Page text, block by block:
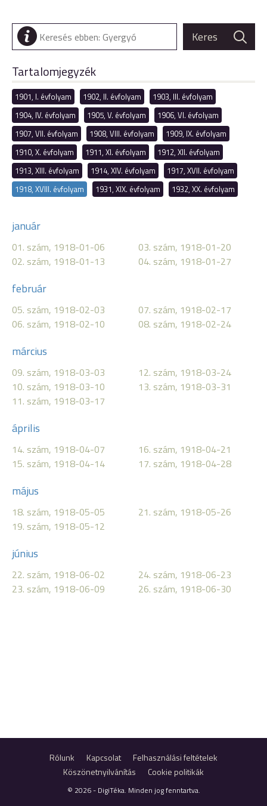
Tartalomjegyzék
1901, I. évfolyam 1902, II. évfolyam
1903, III. évfolyam
1904, IV. évfolyam
1905, V. évfolyam
1906, VI. évfolyam
1907, VII. évfolyam
1908, VIII. évfolyam
1909, IX. évfolyam
1910, X. évfolyam
1911, XI. évfolyam
1912, XII. évfolyam
1913, XIII. évfolyam
1914, XIV. évfolyam
1917, XVII. évfolyam
1918, XVIII. évfolyam
1931, XIX. évfolyam 1932, XX. évfolyam
január
01. szám, 1918-01-06
02. szám, 1918-01-13
03. szám, 1918-01-20
04. szám, 1918-01-27
február
05. szám, 1918-02-03
06. szám, 1918-02-10
07. szám, 1918-02-17
08. szám, 1918-02-24
március
09. szám, 1918-03-03
10. szám, 1918-03-10
11. szám, 1918-03-17
12. szám, 1918-03-24
13. szám, 1918-03-31
április
14. szám, 1918-04-07
15. szám, 1918-04-14
16. szám, 1918-04-21
17. szám, 1918-04-28
május
18. szám, 1918-05-05
19. szám, 1918-05-12
21. szám, 1918-05-26
június
22. szám, 1918-06-02
23. szám, 1918-06-09
24. szám, 1918-06-23
26. szám, 1918-06-30
Rólunk Kapcsolat
Felhasználási feltételek
Köszönetnyilvánítás
Cookie politikák
© 2026 - DigiTéka. Minden jog fenntartva.